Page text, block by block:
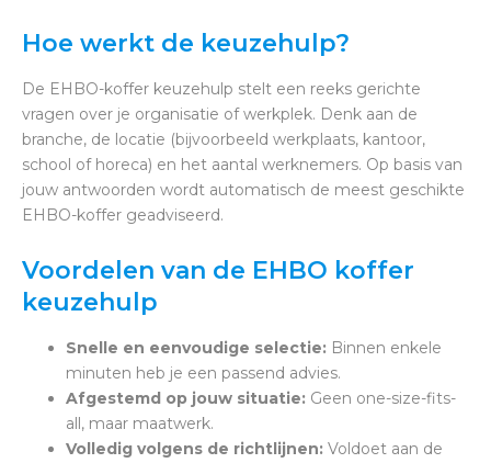
Hoe werkt de keuzehulp?
De EHBO-koffer keuzehulp stelt een reeks gerichte
vragen over je organisatie of werkplek. Denk aan de
branche, de locatie (bijvoorbeeld werkplaats, kantoor,
school of horeca) en het aantal werknemers. Op basis van
jouw antwoorden wordt automatisch de meest geschikte
EHBO-koffer geadviseerd.
Voordelen van de EHBO koffer
keuzehulp
Snelle en eenvoudige selectie: Binnen enkele
minuten heb je een passend advies.
Afgestemd op jouw situatie: Geen one-size-fits-
all, maar maatwerk.
Volledig volgens de richtlijnen: Voldoet aan de